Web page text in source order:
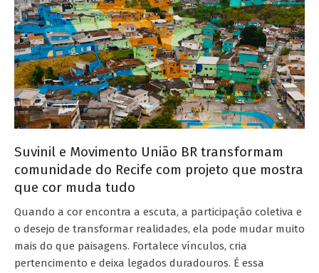
Suvinil e Movimento União BR transformam
comunidade do Recife com projeto que mostra
que cor muda tudo
Quando a cor encontra a escuta, a participação coletiva e
o desejo de transformar realidades, ela pode mudar muito
mais do que paisagens. Fortalece vínculos, cria
pertencimento e deixa legados duradouros. É essa